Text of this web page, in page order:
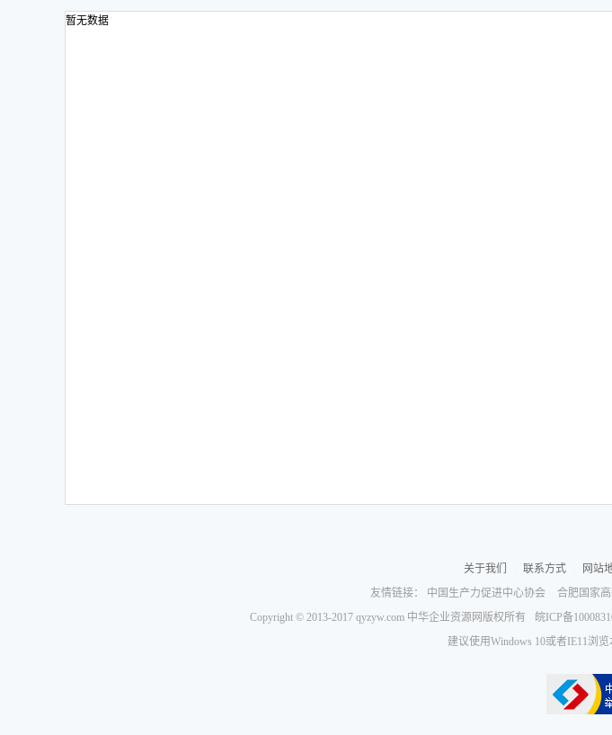
暂无数据
关于我们 联系方式 网站
友情链接：
中国生产力促进中心协会 合肥国家
Copyright © 2013-2017 qyzyw.com 中华企业资源网版权所有
皖ICP备
建议使用Windows 10或者IE11浏